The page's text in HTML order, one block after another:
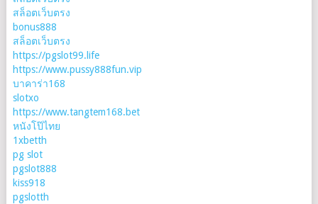
สล็อตเว็บตรง
bonus888
สล็อตเว็บตรง
https://pgslot99.life
https://www.pussy888fun.vip
บาคาร่า168
slotxo
https://www.tangtem168.bet
หนังโป๊ไทย
1xbetth
pg slot
pgslot888
kiss918
pgslotth